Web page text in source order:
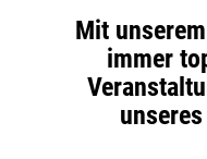
€ 207,36 / Stk.
IN
Mit
immer